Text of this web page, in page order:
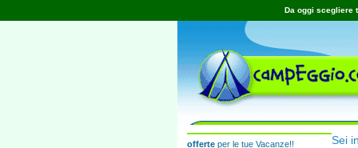
Da oggi scegliere
offerte per le tue Vacanze!! Sei